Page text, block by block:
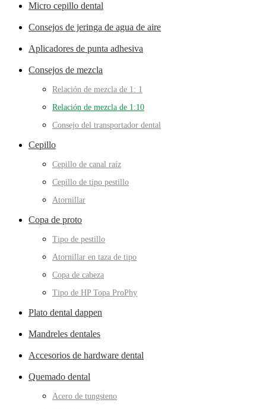
Micro cepillo dental
Consejos de jeringa de agua de aire
Aplicadores de punta adhesiva
Consejos de mezcla
Relación de mezcla de 1: 1
Relación de mezcla de 1:10
Consejo del transportador dental
Cepillo
Cepillo de canal raíz
Cepillo de tipo pestillo
Atornillar
Copa de proto
Tipo de pestillo
Atornillar en taza de tipo
Copa de cabeza
Tipo de HP Topa ProPhy
Plato dental dappen
Mandreles dentales
Accesorios de hardware dental
Quemado dental
Acero de tungsteno